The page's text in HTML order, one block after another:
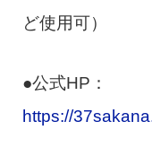
ど使用可）
●公式HP：
https://